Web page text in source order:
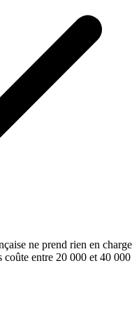
ne prend rien en charge
entre 20 000 et 40 000